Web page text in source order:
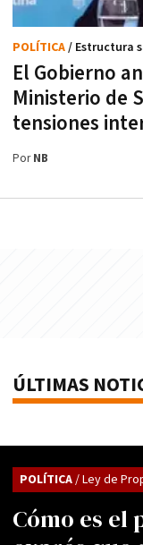
El Gobierno
Ministerio de
tensiones
POLÍTICA/ Estructura
PorNB
ÚLTIMAS
Cómo es el
POLÍTICA/ Ley de